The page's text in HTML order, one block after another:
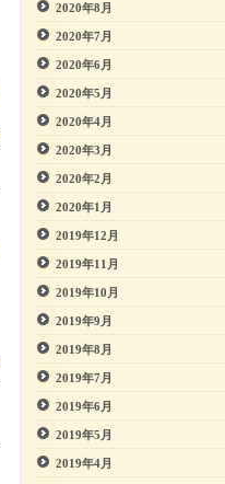
2020年8月
2020年7月
2020年6月
2020年5月
2020年4月
2020年3月
2020年2月
2020年1月
2019年12月
2019年11月
2019年10月
2019年9月
2019年8月
2019年7月
2019年6月
2019年5月
2019年4月